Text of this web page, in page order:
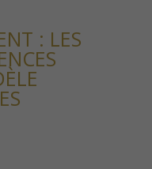
: LES